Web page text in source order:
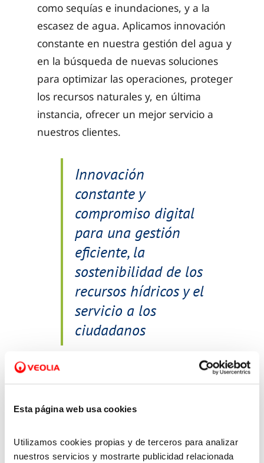
Esta página web usa cookies
Utilizamos cookies propias y de terceros para analizar
nuestros servicios y mostrarte publicidad relacionada
como sequías e inundaciones, y a la
escasez de agua. Aplicamos innovación
constante en nuestra gestión del agua y
en la búsqueda de nuevas soluciones
para optimizar las operaciones, proteger
los recursos naturales y, en última
instancia, ofrecer un mejor servicio a
nuestros clientes.
Innovación
constante y
compromiso digital
para una gestión
eficiente, la
sostenibilidad de los
recursos hídricos y el
servicio a los
ciudadanos
Estamos convencidos de que la mejor
fórmula para crear soluciones
colaboración público-privada
integrando talento interno y externo y
uniendo el esfuerzo de agentes,